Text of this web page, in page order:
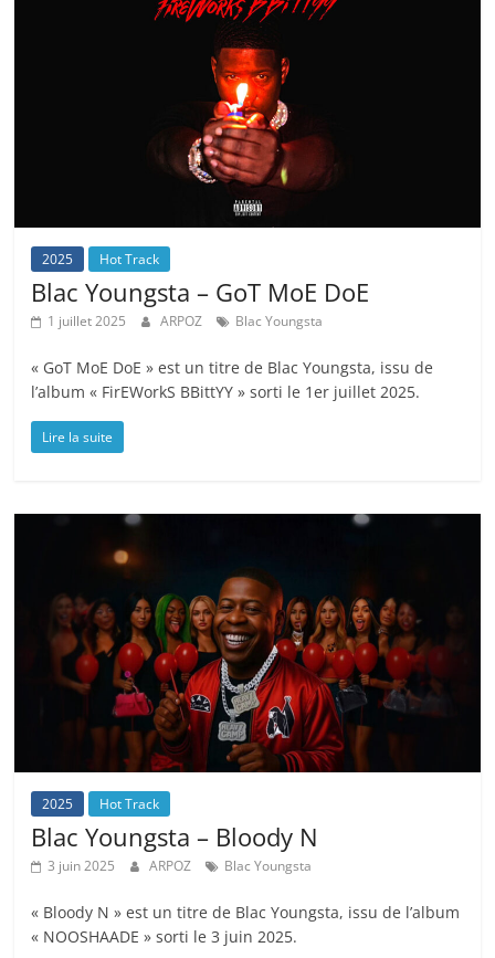
2025 Hot Track
Blac Youngsta – GoT MoE DoE
1 juillet 2025 ARPOZ Blac Youngsta
« GoT MoE DoE » est un titre de Blac Youngsta, issu de
l’album « FirEWorkS BBittYY » sorti le 1er juillet 2025.
Lire la suite
2025 Hot Track
Blac Youngsta – Bloody N
3 juin 2025 ARPOZ Blac Youngsta
« Bloody N » est un titre de Blac Youngsta, issu de l’album
« NOOSHAADE » sorti le 3 juin 2025.